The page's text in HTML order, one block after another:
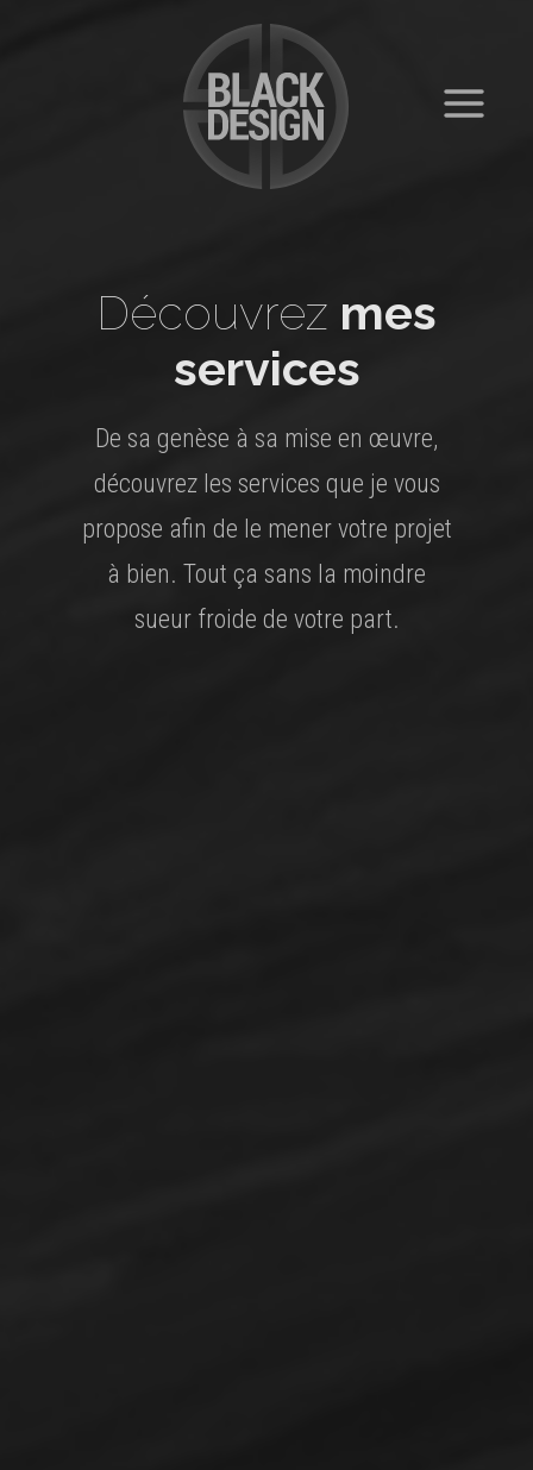
Découvrez mes
services
De sa genèse à sa mise en œuvre,
découvrez les services que je vous
propose afin de le mener votre projet
à bien. Tout ça sans la moindre
sueur froide de votre part.